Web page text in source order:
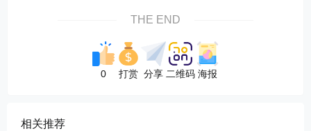
THE END
0 打赏 分享 二维码 海报
相关推荐